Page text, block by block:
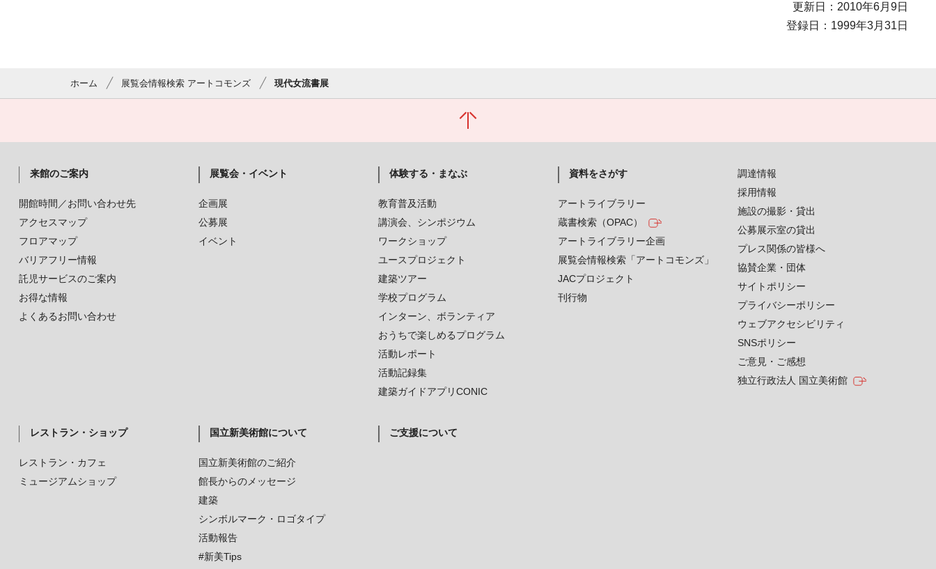
更新日：2010年6月9日
登録日：1999年3月31日
ホーム 展覧会情報検索 アートコモンズ 現代女流書展
来館のご案内
開館時間／お問い合わせ先
アクセスマップ
フロアマップ
バリアフリー情報
託児サービスのご案内
お得な情報
よくあるお問い合わせ
展覧会・イベント
企画展
公募展
イベント
体験する・まなぶ
教育普及活動
講演会、シンポジウム
ワークショップ
ユースプロジェクト
建築ツアー
学校プログラム
インターン、ボランティア
おうちで楽しめるプログラム
活動レポート
活動記録集
建築ガイドアプリCONIC
資料をさがす
アートライブラリー
蔵書検索（OPAC）
アートライブラリー企画
展覧会情報検索「アートコモンズ」
JACプロジェクト
刊行物
レストラン・ショップ
レストラン・カフェ
ミュージアムショップ
国立新美術館について
国立新美術館のご紹介
館長からのメッセージ
建築
シンボルマーク・ロゴタイプ
活動報告
#新美Tips
ご支援について
調達情報
採用情報
施設の撮影・貸出
公募展示室の貸出
プレス関係の皆様へ
協賛企業・団体
サイトポリシー
プライバシーポリシー
ウェブアクセシビリティ
SNSポリシー
ご意見・ご感想
独立行政法人 国立美術館